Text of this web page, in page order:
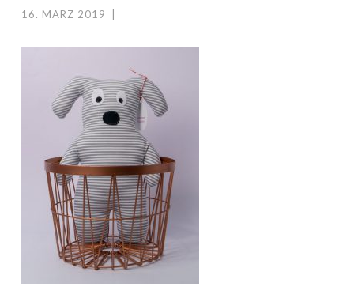
16. MÄRZ 2019